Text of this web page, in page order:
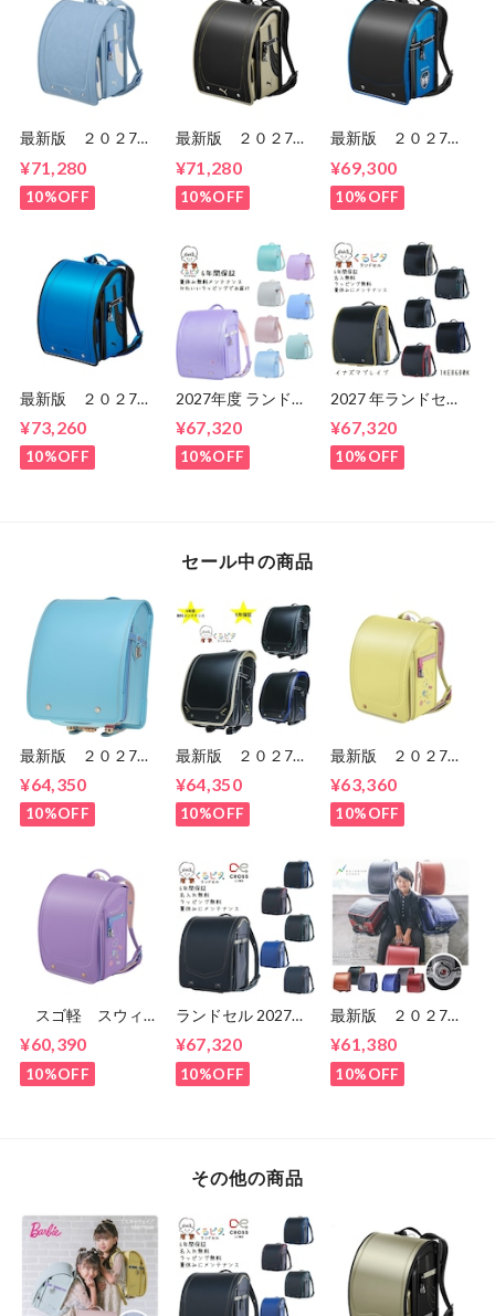
最新版 ２０２7
ド PBP27 男の
子 セイバンのラン
ドセル ６年間保
¥71,280
10%OFF
最新版 ２０２7
ド PB27-1 男の
子 セイバンのラン
ドセル ６年間保
¥71,280
10%OFF
最新版 ２０２7
デルロイヤル ドラ
グーン 男の子
ランドセル セイバ
料無料
¥69,300
10%OFF
最新版 ２０２7
ド PB27 男の
子 セイバンのラン
ドセル ６年間保
¥73,260
10%OFF
2027年度 ランドセ
ィスイーツ 2027 く
るピタランドセル
くるぴた
¥67,320
10%OFF
2027 年ランドセル
ブレイブ ブくるピ
タランドセル
1ke8680k
¥67,320
10%OFF
セール中の商品
最新版 ２０２7
タ 超ピタ おしゃ
れプレミアム
1KS5654K 女の
ドセル ６年間保
証 送料無料
¥64,350
10%OFF
最新版 ２０２7
量 超ピカ スピー
ドライン ランドセ
ル 男の子
ト
¥64,350
10%OFF
最新版 ２０２7
ート スウィーツ
CB24G02 女の
子 セイバンのラン
証 送料無料
¥63,360
10%OFF
スゴ軽 スウィー
CB24G02 女の
子 セイバンのラン
ドセル ６年間保
¥60,390
10%OFF
ランドセル 2027年
ンク くるピタラン
ドセル 1kh8680k
¥67,320
10%OFF
最新版 ２０２7
タ 超ピカ レイン
ボースパーク 1KR
6620C 男の子 マ
¥61,380
10%OFF
その他の商品